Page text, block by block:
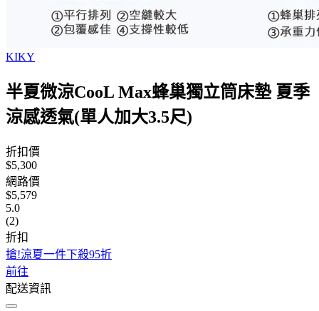
KIKY
半夏微涼CooL Max蜂巢獨立筒床墊 夏季
涼感透氣(單人加大3.5尺)
折扣價
$5,300
網路價
$5,579
5.0
(2)
折扣
搶!涼夏一件下殺95折
前往
配送資訊